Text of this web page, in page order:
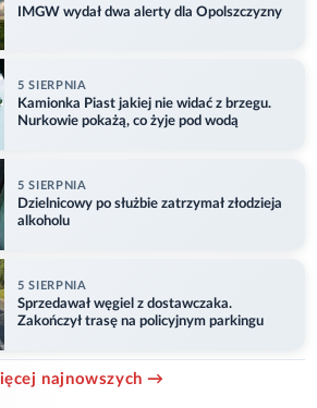
IMGW wydał dwa alerty dla Opolszczyzny
5 SIERPNIA
Kamionka Piast jakiej nie widać z brzegu.
Nurkowie pokażą, co żyje pod wodą
5 SIERPNIA
Dzielnicowy po służbie zatrzymał złodzieja
alkoholu
5 SIERPNIA
Sprzedawał węgiel z dostawczaka.
Zakończył trasę na policyjnym parkingu
najnowszych →